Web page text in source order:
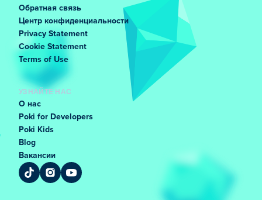
Обратная связь
Центр конфиденциальности
Privacy Statement
Cookie Statement
Terms of Use
УЗНАЙТЕ НАС
О нас
Poki for Developers
Poki Kids
Blog
Вакансии